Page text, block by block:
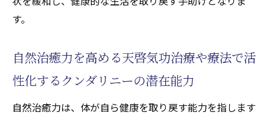
す。
自然治癒力を高める天啓気功治療や療法で活
性化するクンダリニーの潜在能力
自然治癒力は、体が自ら健康を取り戻す能力を指します